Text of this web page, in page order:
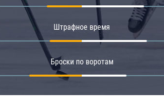
Штрафное время
Броски по воротам